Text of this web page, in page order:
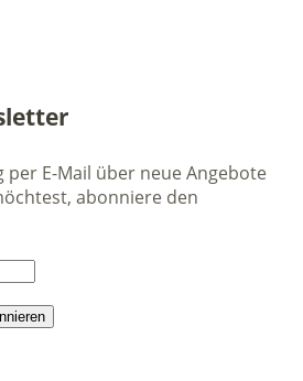
per E-Mail über neue Angebote
abonniere den